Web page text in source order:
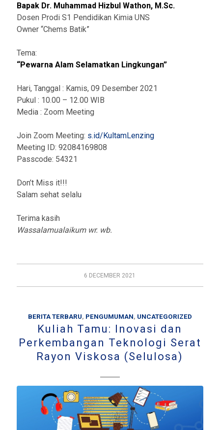
Bapak Dr. Muhammad Hizbul Wathon, M.Sc.
Dosen Prodi S1 Pendidikan Kimia UNS
Owner “Chems Batik”
Tema:
“Pewarna Alam Selamatkan Lingkungan”
Hari, Tanggal : Kamis, 09 Desember 2021
Pukul : 10.00 – 12.00 WIB
Media : Zoom Meeting
Join Zoom Meeting: s.id/KultamLenzing
Meeting ID: 92084169808
Passcode: 54321
Don’t Miss it!!!
Salam sehat selalu
Terima kasih
Wassalamualaikum wr. wb.
6 DECEMBER 2021
BERITA TERBARU, PENGUMUMAN, UNCATEGORIZED
Kuliah Tamu: Inovasi dan
Perkembangan Teknologi Serat
Rayon Viskosa (Selulosa)